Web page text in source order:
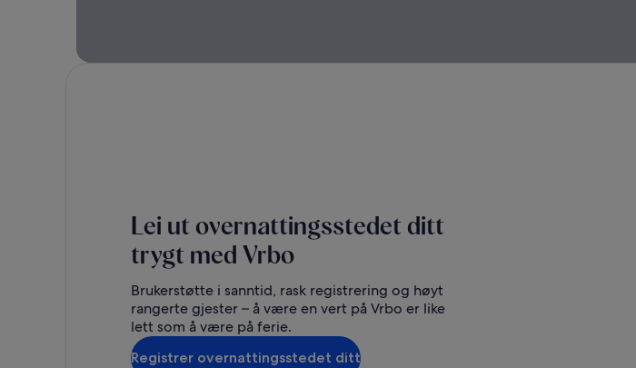
Lei ut overnattingsstedet ditt
trygt med Vrbo
Brukerstøtte i sanntid, rask registrering og høyt
rangerte gjester – å være en vert på Vrbo er like
lett som å være på ferie.
Registrer overnattingsstedet ditt